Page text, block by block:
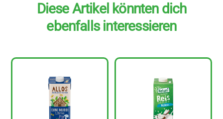
Diese Artikel könnten dich
ebenfalls interessieren